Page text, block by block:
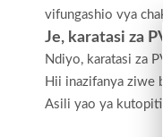
vifungashio vya
Je, karatasi za
Ndiyo, karatasi za
Hii inazifanya ziwe
Asili yao ya